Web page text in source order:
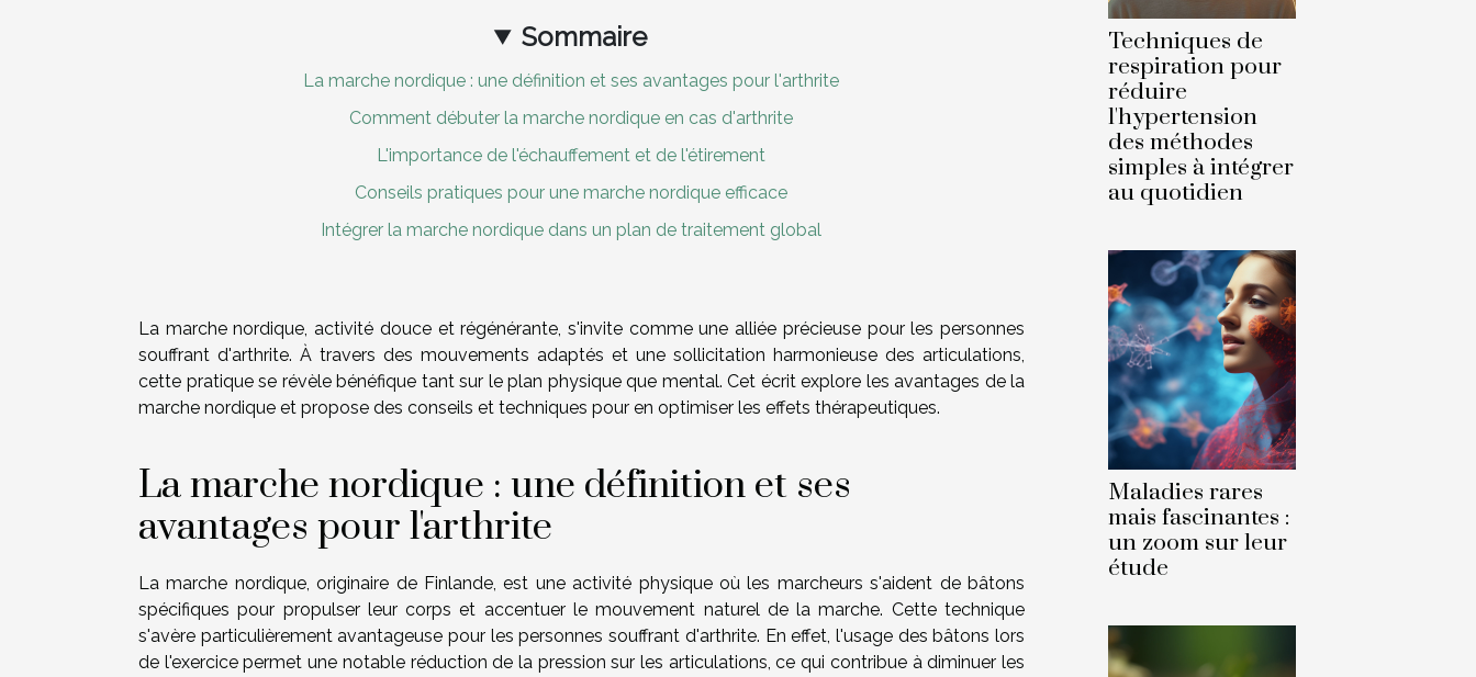
Sommaire
La marche nordique : une définition et ses avantages pour l'arthrite
Comment débuter la marche nordique en cas d'arthrite
L'importance de l'échauffement et de l'étirement
Conseils pratiques pour une marche nordique efficace
Intégrer la marche nordique dans un plan de traitement global
La marche nordique, activité douce et régénérante, s'invite comme une alliée précieuse pour les personnes
souffrant d'arthrite. À travers des mouvements adaptés et une sollicitation harmonieuse des articulations,
cette pratique se révèle bénéfique tant sur le plan physique que mental. Cet écrit explore les avantages de la
marche nordique et propose des conseils et techniques pour en optimiser les effets thérapeutiques.
La marche nordique : une définition et ses
avantages pour l'arthrite
La marche nordique, originaire de Finlande, est une activité physique où les marcheurs s'aident de bâtons
spécifiques pour propulser leur corps et accentuer le mouvement naturel de la marche. Cette technique
s'avère particulièrement avantageuse pour les personnes souffrant d'arthrite. En effet, l'usage des bâtons lors
de l'exercice permet une notable réduction de la pression sur les articulations, ce qui contribue à diminuer les
Techniques de
respiration pour
réduire
l'hypertension
des méthodes
simples à intégrer
au quotidien
Maladies rares
mais fascinantes :
un zoom sur leur
étude